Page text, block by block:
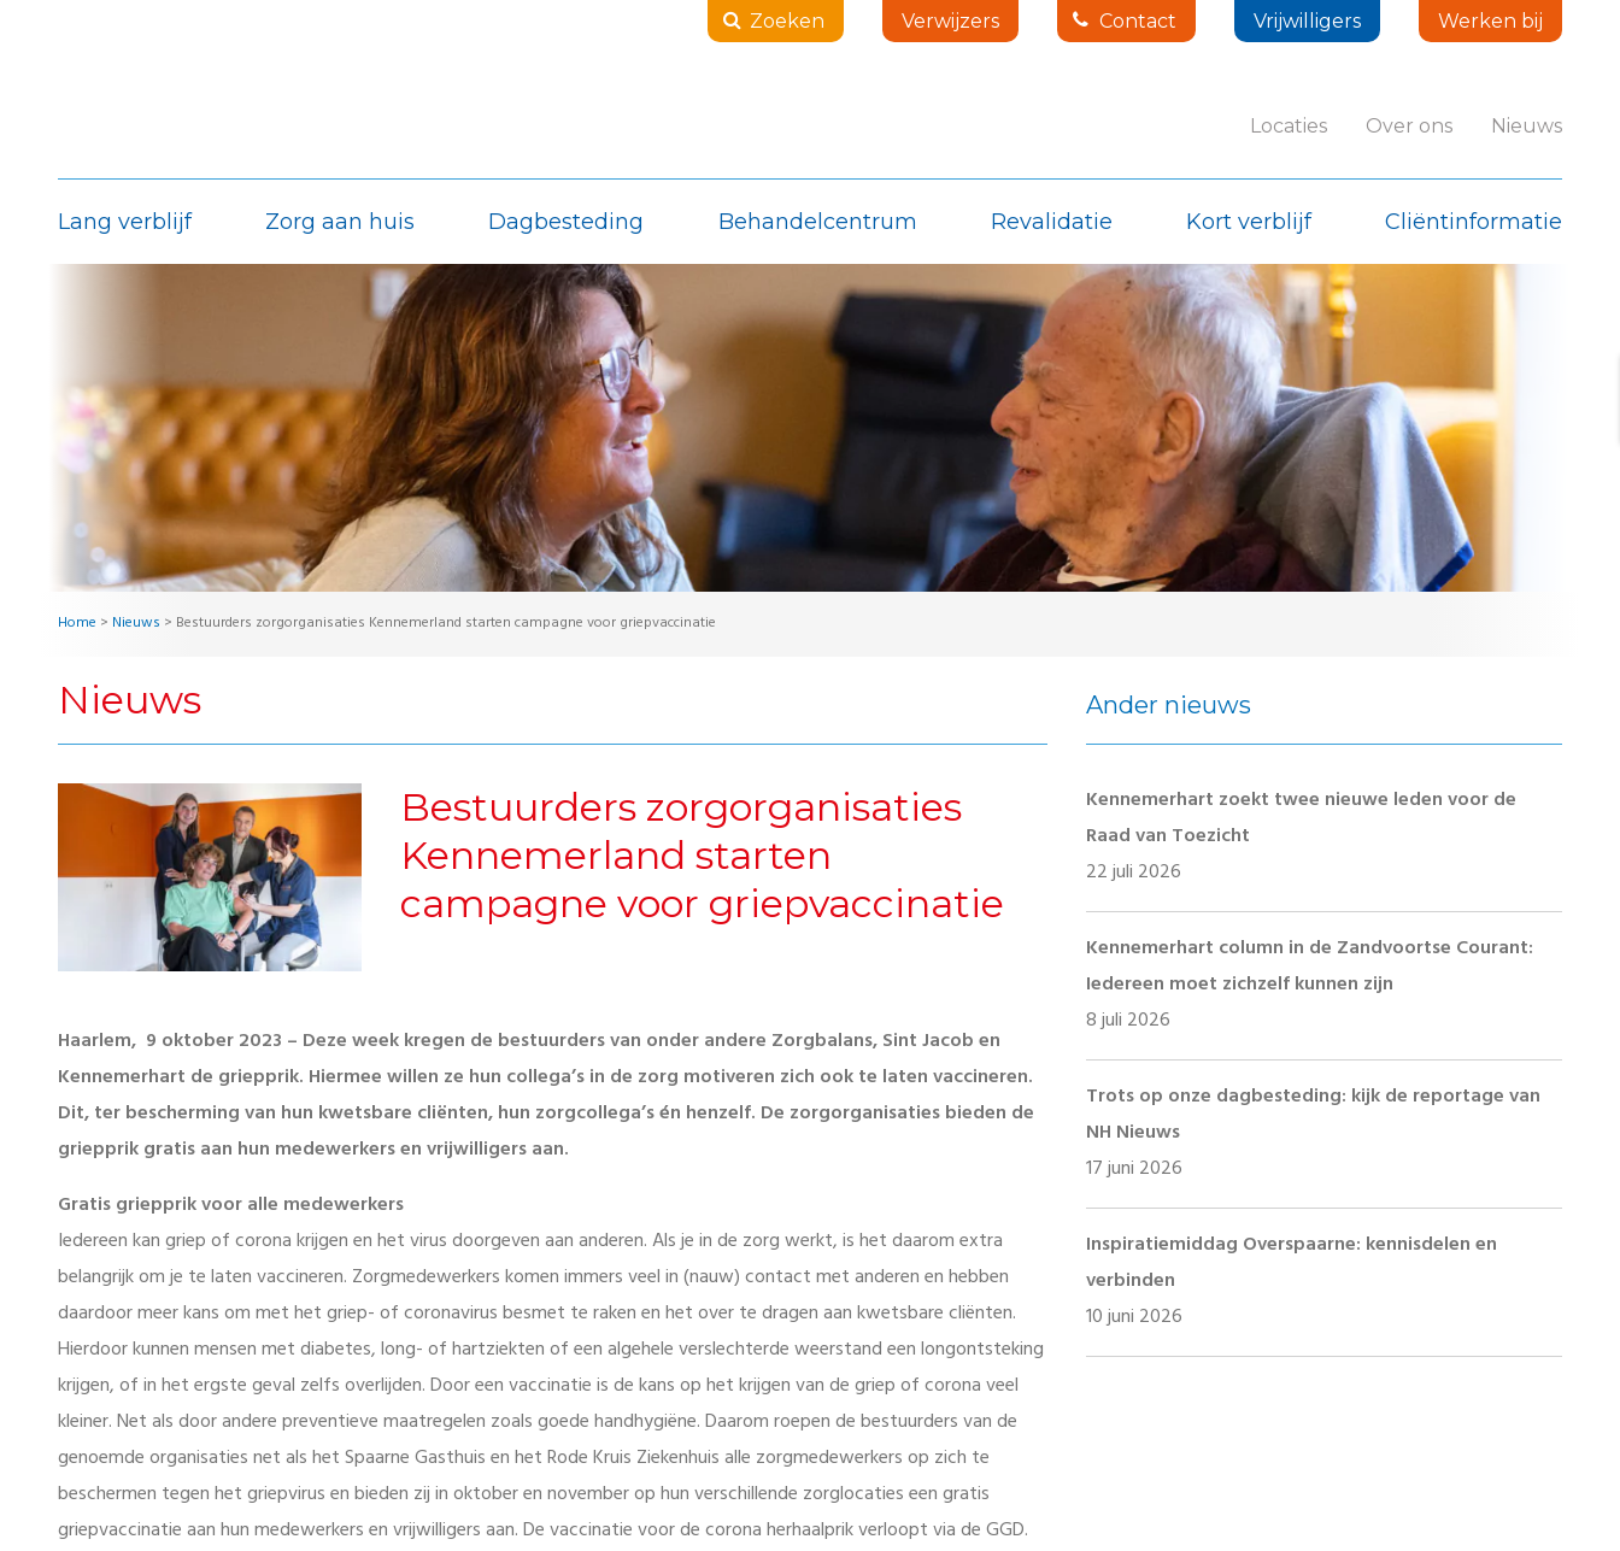
Zoeken Verwijzers Contact Vrijwilligers Werken bij
Locaties Over ons Nieuws
Lang verblijf Zorg aan huis Dagbesteding Behandelcentrum Revalidatie Kort verblijf Cliëntinformatie
Home > Nieuws > Bestuurders zorgorganisaties Kennemerland starten campagne voor griepvaccinatie
Nieuws
Bestuurders zorgorganisaties
Kennemerland starten
campagne voor griepvaccinatie
Haarlem, 9 oktober 2023 – Deze week kregen de bestuurders van onder andere Zorgbalans, Sint Jacob en
Kennemerhart de griepprik. Hiermee willen ze hun collega’s in de zorg motiveren zich ook te laten vaccineren.
Dit, ter bescherming van hun kwetsbare cliënten, hun zorgcollega’s én henzelf. De zorgorganisaties bieden de
griepprik gratis aan hun medewerkers en vrijwilligers aan.
Gratis griepprik voor alle medewerkers
Iedereen kan griep of corona krijgen en het virus doorgeven aan anderen. Als je in de zorg werkt, is het daarom extra
belangrijk om je te laten vaccineren. Zorgmedewerkers komen immers veel in (nauw) contact met anderen en hebben
daardoor meer kans om met het griep- of coronavirus besmet te raken en het over te dragen aan kwetsbare cliënten.
Hierdoor kunnen mensen met diabetes, long- of hartziekten of een algehele verslechterde weerstand een longontsteking
krijgen, of in het ergste geval zelfs overlijden. Door een vaccinatie is de kans op het krijgen van de griep of corona veel
kleiner. Net als door andere preventieve maatregelen zoals goede handhygiëne. Daarom roepen de bestuurders van de
genoemde organisaties net als het Spaarne Gasthuis en het Rode Kruis Ziekenhuis alle zorgmedewerkers op zich te
beschermen tegen het griepvirus en bieden zij in oktober en november op hun verschillende zorglocaties een gratis
griepvaccinatie aan hun medewerkers en vrijwilligers aan. De vaccinatie voor de corona herhaalprik verloopt via de GGD.
Ander nieuws
Kennemerhart zoekt twee nieuwe leden voor de
Raad van Toezicht
22 juli 2026
Kennemerhart column in de Zandvoortse Courant:
Iedereen moet zichzelf kunnen zijn
8 juli 2026
Trots op onze dagbesteding: kijk de reportage van
NH Nieuws
17 juni 2026
Inspiratiemiddag Overspaarne: kennisdelen en
verbinden
10 juni 2026